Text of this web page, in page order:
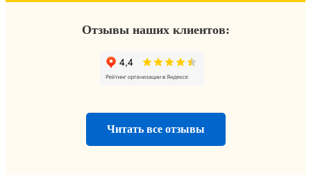
Отзывы наших клиентов:
Читать все отзывы